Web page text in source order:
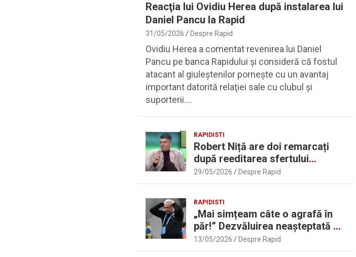
Reacţia lui Ovidiu Herea după instalarea lui
Daniel Pancu la Rapid
31/05/2026 Despre Rapid
Ovidiu Herea a comentat revenirea lui Daniel
Pancu pe banca Rapidului şi consideră că fostul
atacant al giuleştenilor porneşte cu un avantaj
important datorită relaţiei sale cu clubul şi
suporterii.…
RAPIDISTI
Robert Niță are doi remarcați
după reeditarea sfertului
UEFAntastic: „Lideri în teren” |
Sport.ro
29/05/2026 Despre Rapid
RAPIDISTI
„Mai simțeam câte o agrafă în
păr!” Dezvăluirea neașteptată a
lui Marius Șumudică despre
Daniel Pancu
13/05/2026 Despre Rapid